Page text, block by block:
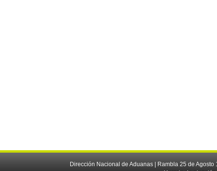
Dirección Nacional de Aduanas | Rambla 25 de